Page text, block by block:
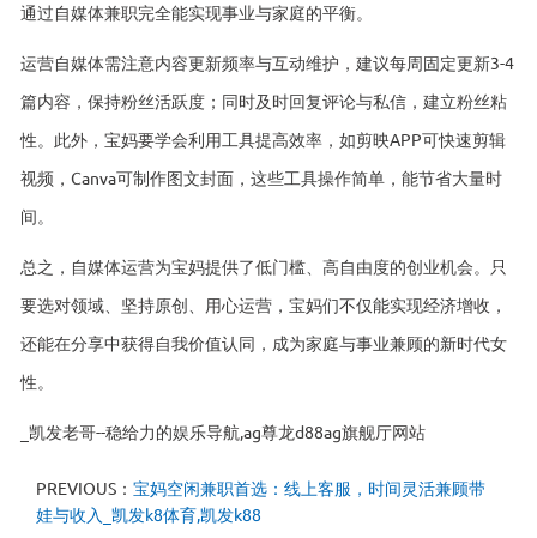
通过自媒体兼职完全能实现事业与家庭的平衡。
运营自媒体需注意内容更新频率与互动维护，建议每周固定更新3-4
篇内容，保持粉丝活跃度；同时及时回复评论与私信，建立粉丝粘
性。此外，宝妈要学会利用工具提高效率，如剪映APP可快速剪辑
视频，Canva可制作图文封面，这些工具操作简单，能节省大量时
间。
总之，自媒体运营为宝妈提供了低门槛、高自由度的创业机会。只
要选对领域、坚持原创、用心运营，宝妈们不仅能实现经济增收，
还能在分享中获得自我价值认同，成为家庭与事业兼顾的新时代女
性。
_凯发老哥--稳给力的娱乐导航,ag尊龙d88ag旗舰厅网站
PREVIOUS： 宝妈空闲兼职首选：线上客服，时间灵活兼顾带
娃与收入_凯发k8体育,凯发k88